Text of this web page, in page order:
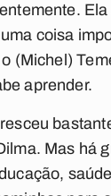
Ela
coisa
(Michel)
aprender.
Mas há